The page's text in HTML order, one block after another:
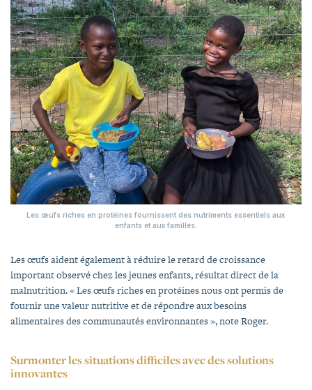
Les œufs riches en protéines fournissent des nutriments essentiels aux
enfants et aux familles.
Les œufs aident également à réduire le retard de croissance
important observé chez les jeunes enfants, résultat direct de la
malnutrition. « Les œufs riches en protéines nous ont permis de
fournir une valeur nutritive et de répondre aux besoins
alimentaires des communautés environnantes », note Roger.
Surmonter les situations difficiles avec des solutions
innovantes